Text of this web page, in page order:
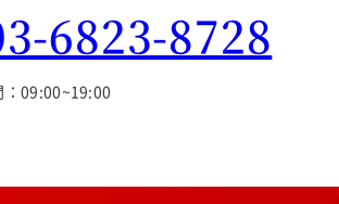
6823-8728
：09:00~19:00